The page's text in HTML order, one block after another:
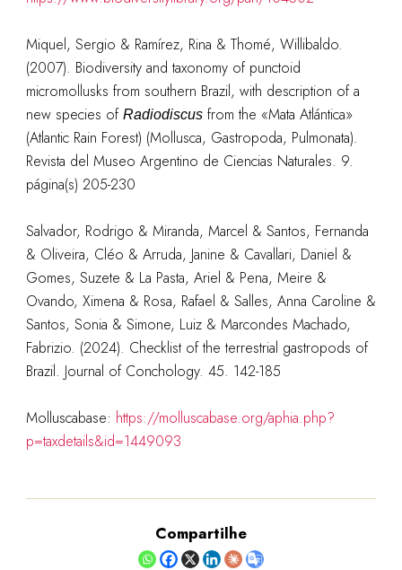
Miquel, Sergio & Ramírez, Rina & Thomé, Willibaldo.
(2007). Biodiversity and taxonomy of punctoid
micromollusks from southern Brazil, with description of a
new species of Radiodiscusfrom the «Mata Atlántica»
(Atlantic Rain Forest) (Mollusca, Gastropoda, Pulmonata).
Revista del Museo Argentino de Ciencias Naturales. 9.
página(s) 205-230
Salvador, Rodrigo & Miranda, Marcel & Santos, Fernanda
& Oliveira, Cléo & Arruda, Janine & Cavallari, Daniel &
Gomes, Suzete & La Pasta, Ariel & Pena, Meire &
Ovando, Ximena & Rosa, Rafael & Salles, Anna Caroline &
Santos, Sonia & Simone, Luiz & Marcondes Machado,
Fabrizio. (2024). Checklist of the terrestrial gastropods of
Brazil. Journal of Conchology. 45. 142-185
Molluscabase: https://molluscabase.org/aphia.php?
p=taxdetails&id=1449093
Compartilhe